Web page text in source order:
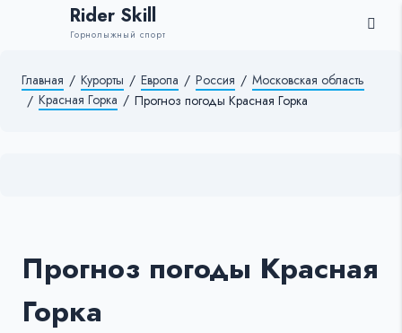
Rider Skill
Горнолыжный спорт
Главная / Курорты / Европа / Россия / Московская область
/ Красная Горка / Прогноз погоды Красная Горка
Прогноз погоды Красная
Горка